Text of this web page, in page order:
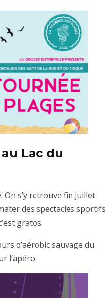
Lac du
On s’y retrouve fin juillet
des spectacles sportifs
gratos.
d’aérobic sauvage du
l’apéro.